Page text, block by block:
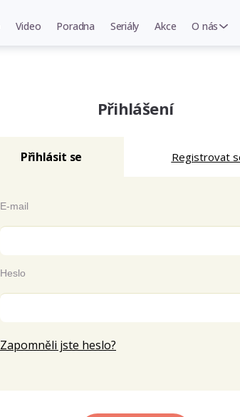
Video Poradna Seriály Akce O nás
Přihlášení
Přihlásit se Registrovat
E-mail
Heslo
Zapomněli jste heslo?